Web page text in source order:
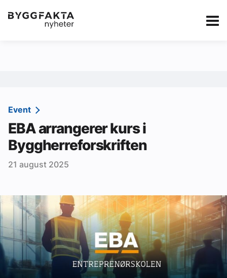
Kategorier Jobbmarkedet Annonsere i
Redaksjonen
Om Byggfakta
Annonsere
Abonnere
Tips oss
Ledige stillinger
eBlad
Event
EBA arrangerer kurs i
Byggherreforskriften
21 august 2025